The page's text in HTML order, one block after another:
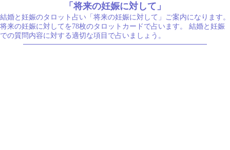
「将来の妊娠に対して」
結婚と妊娠のタロット占い「将来の妊娠に対して」ご案内になります。
将来の妊娠に対してを78枚のタロットカードで占います。 結婚と妊娠
での質問内容に対する適切な項目で占いましょう。